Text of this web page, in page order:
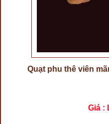
Quạt phu thê viên
Giá :